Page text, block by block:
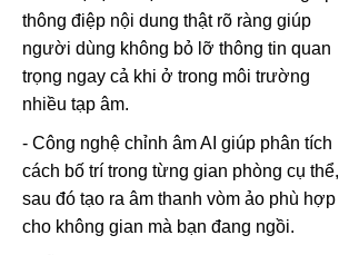
thông điệp nội dung thật rõ ràng giúp
người dùng không bỏ lỡ thông tin quan
trọng ngay cả khi ở trong môi trường
nhiều tạp âm.
- Công nghệ chỉnh âm AI giúp phân tích
cách bố trí trong từng gian phòng cụ thể,
sau đó tạo ra âm thanh vòm ảo phù hợp
cho không gian mà bạn đang ngồi.